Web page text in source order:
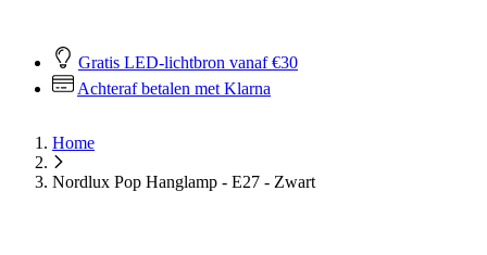
Gratis LED-lichtbron vanaf €30
Achteraf betalen met Klarna
Home
Nordlux Pop Hanglamp - E27 - Zwart